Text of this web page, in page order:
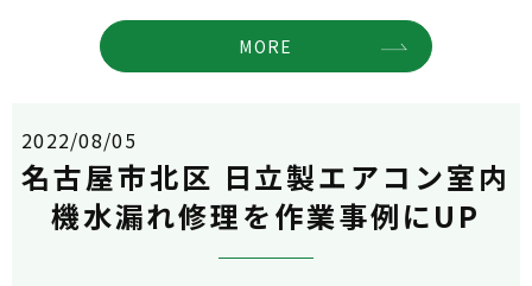
MORE
2022/08/05
名古屋市北区 日立製エアコン室内
機水漏れ修理を作業事例にUP